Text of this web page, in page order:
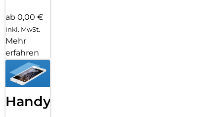
ab 0,00 €
inkl. MwSt.
Mehr
erfahren
Handy